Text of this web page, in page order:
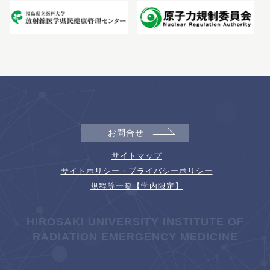
お問合せ
サイトマップ
サイトポリシー・プライバシーポリシー
規程等一覧【学内限定】
HIROSAKI UNIVERSITY INSTITUTE OF
RADIATION EMERGENCY MEDICINE